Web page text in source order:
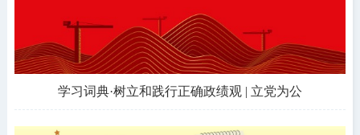
学习词典·树立和践行正确政绩观 | 立党为公